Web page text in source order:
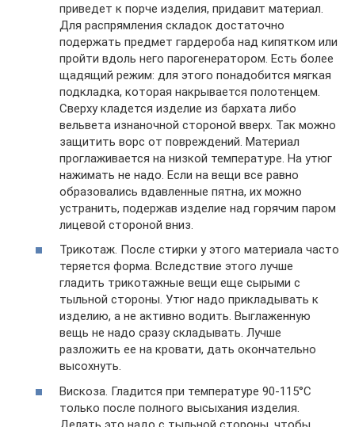
приведет к порче изделия, придавит материал.
Для распрямления складок достаточно
подержать предмет гардероба над кипятком или
пройти вдоль него парогенератором. Есть более
щадящий режим: для этого понадобится мягкая
подкладка, которая накрывается полотенцем.
Сверху кладется изделие из бархата либо
вельвета изнаночной стороной вверх. Так можно
защитить ворс от повреждений. Материал
проглаживается на низкой температуре. На утюг
нажимать не надо. Если на вещи все равно
образовались вдавленные пятна, их можно
устранить, подержав изделие над горячим паром
лицевой стороной вниз.
Трикотаж. После стирки у этого материала часто
теряется форма. Вследствие этого лучше
гладить трикотажные вещи еще сырыми с
тыльной стороны. Утюг надо прикладывать к
изделию, а не активно водить. Выглаженную
вещь не надо сразу складывать. Лучше
разложить ее на кровати, дать окончательно
высохнуть.
Вискоза. Гладится при температуре 90-115°С
только после полного высыхания изделия.